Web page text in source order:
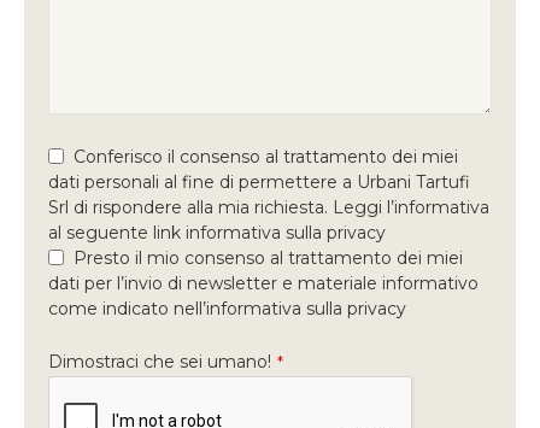
Conferisco il consenso al trattamento dei miei
dati personali al fine di permettere a Urbani Tartufi
Srl di rispondere alla mia richiesta. Leggi l’informativa
al seguente link informativa sulla privacy
Presto il mio consenso al trattamento dei miei
dati per l’invio di newsletter e materiale informativo
come indicato nell’informativa sulla privacy
Dimostraci che sei umano! *